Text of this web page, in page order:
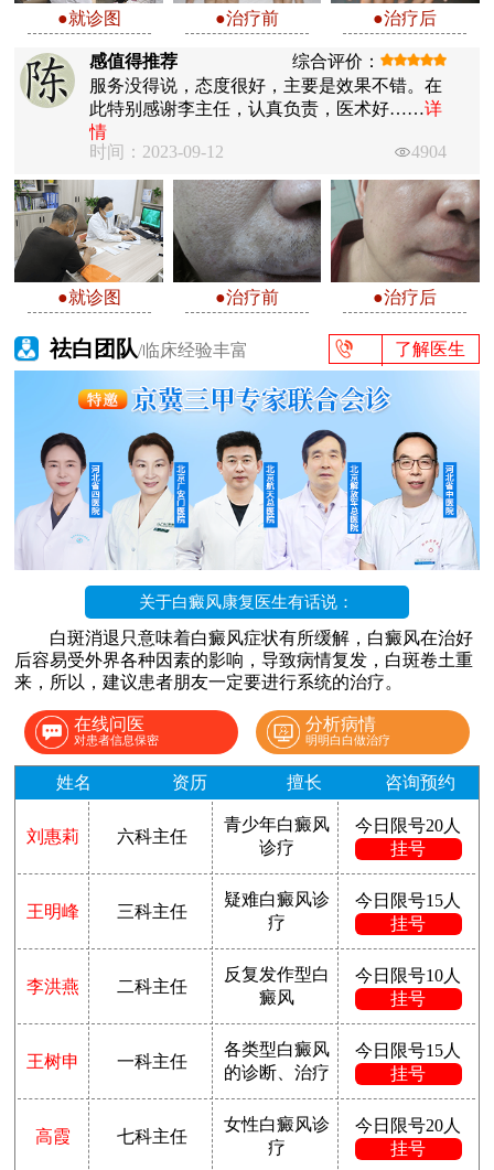
●就诊图 ●治疗前 ●治疗后
感值得推荐
综合评价：
服务没得说，态度很好，主要是效果不错。在
此特别感谢李主任，认真负责，医术好……详
情
时间：2023-09-12
4904
●就诊图 ●治疗前 ●治疗后
祛白团队/临床经验丰富 了解医生
关于白癜风康复医生有话说：
白斑消退只意味着白癜风症状有所缓解，白癜风在治好
后容易受外界各种因素的影响，导致病情复发，白斑卷土重
来，所以，建议患者朋友一定要进行系统的治疗。
在线问医
对患者信息保密
分析病情
明明白白做治疗
姓名 资历 擅长 咨询预约
刘惠莉 六科主任
青少年白癜风
诊疗
今日限号20人
挂号
王明峰 三科主任
疑难白癜风诊
疗
今日限号15人
挂号
李洪燕 二科主任
反复发作型白
癜风
今日限号10人
挂号
王树申 一科主任
各类型白癜风
的诊断、治疗
今日限号15人
挂号
高霞 七科主任
女性白癜风诊
疗
今日限号20人
挂号